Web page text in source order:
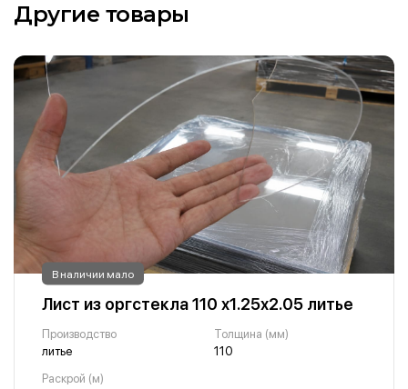
Другие товары
В наличии мало
Лист из оргстекла 110 х1.25х2.05 литье
Производство
литье
Толщина (мм)
110
Раскрой (м)